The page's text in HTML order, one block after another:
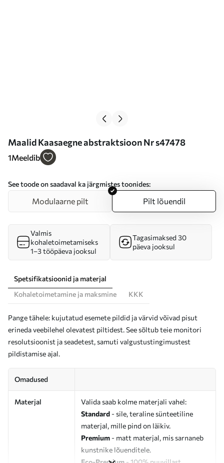
Maalid Kaasaegne abstraktsioon Nr s47478
1Meeldib
See toode on saadaval ka järgmistes toonides:
Modulaarne pilt Pilt lõuendil
Valmis
kohaletoimetamiseks
1–3 tööpäeva jooksul
Tagasimaksed 30
päeva jooksul
Spetsifikatsioonid ja materjal
Kohaletoimetamine ja maksmine
KKK
Pange tähele: kujutatud esemete pildid ja värvid võivad pisut
erineda veebilehel olevatest piltidest. See sõltub teie monitori
resolutsioonist ja seadetest, samuti valgustustingimustest
pildistamise ajal.
Omadused
Materjal
Valida saab kolme materjali vahel:
Standard - sile, teraline sünteetiline
materjal, mille pind on läikiv.
Premium - matt materjal, mis sarnaneb
kunstnike lõuenditele.